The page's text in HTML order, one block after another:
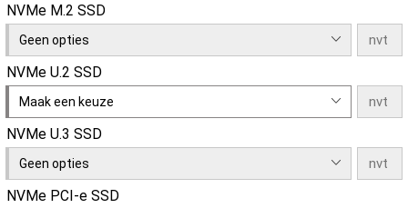
NVMe M.2 SSD
Geen opties
NVMe U.2 SSD
Maak een keuze
NVMe U.3 SSD
Geen opties
NVMe PCI-e SSD